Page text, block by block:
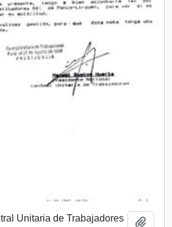
Unitaria de Trabajadores